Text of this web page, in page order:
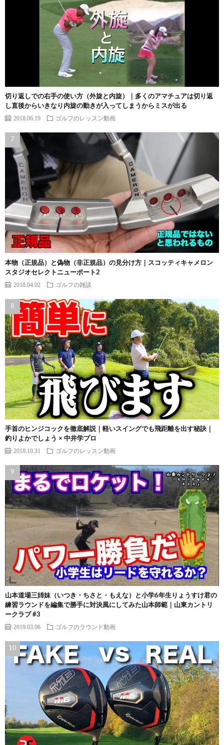
切り返しでの右手の使い方（外旋と内旋）｜多くのアマチュアは切り返
し直後からいきなり内旋の動きが入ってしまうからミスが出る
2018.06.19 ゴルフのレッスン動画
本物（正規品）と偽物（非正規品）の見分け方｜スコッティキャメロン
スタジオセレクトニューポート2
2018.04.02 ゴルフの雑談
手首のヒンジコックを徹底解説｜軽いスイングでも飛距離を出す秘訣｜
釣りよかでしょう × 中井学プロ
2018.10.31 ゴルフのレッスン動画
山本道場三姉妹（いつき・ちさと・もえな）と小学6年生りょうすけ君の
練習ラウンドを編集で勝手に対決風にしてみた山本師範｜山東カントリ
ークラブ #3
2019.03.06 ゴルフのラウンド動画